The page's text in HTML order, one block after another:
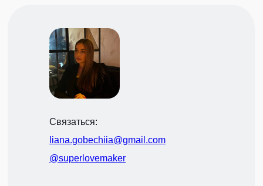
Связаться:
@superlovemaker
liana.gobechiia@gmail.com